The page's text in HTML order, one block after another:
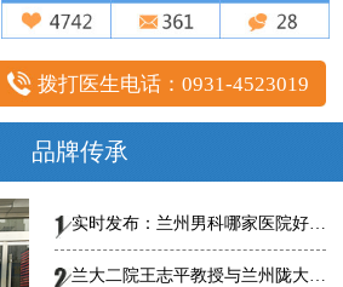
拨打医生电话：0931-4523019
品牌传承
实时发布：兰州男科哪家医院好-总榜发布--兰州陇大医院怎么样?
兰大二院王志平教授与兰州陇大男科医院专家共话男科规范、创新诊疗，